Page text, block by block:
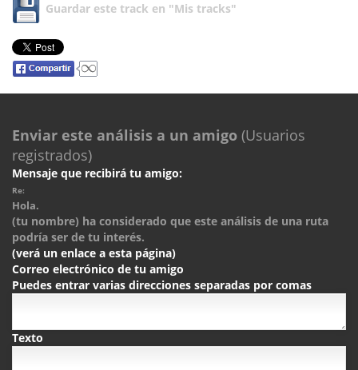
Guardar este track en "Mis tracks"
Enviar este análisis a un amigo (Usuarios
registrados)
Mensaje que recibirá tu amigo:
Re:
Hola.
(tu nombre) ha considerado que este análisis de una ruta
podría ser de tu interés.
(verá un enlace a esta página)
Correo electrónico de tu amigo
Puedes entrar varias direcciones separadas por comas
Texto